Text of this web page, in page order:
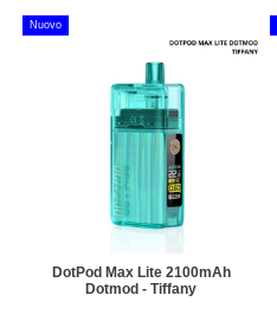
Nuovo
DotPod Max Lite 2100mAh
Dotmod - Tiffany